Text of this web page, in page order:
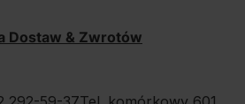
Dostaw & Zwrotów